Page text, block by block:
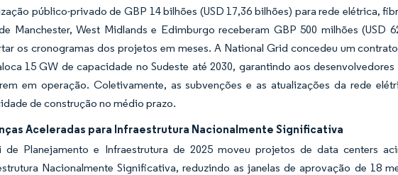
público-privado de GBP 14 bilhões (USD 17,36 bilhões) para rede elétrica,
Manchester, West Midlands e Edimburgo receberam GBP 500 milhões (USD
os cronogramas dos projetos em meses. A National Grid concedeu um
15 GW de capacidade no Sudeste até 2030, garantindo aos
em operação. Coletivamente, as subvenções e as atualizações da rede
de construção no médio prazo.
Aceleradas para Infraestrutura Nacionalmente Significativa
de Planejamento e Infraestrutura de 2025 moveu projetos de data centers
Nacionalmente Significativa, reduzindo as janelas de aprovação de 18